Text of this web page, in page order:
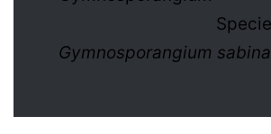
Gymnosporangium